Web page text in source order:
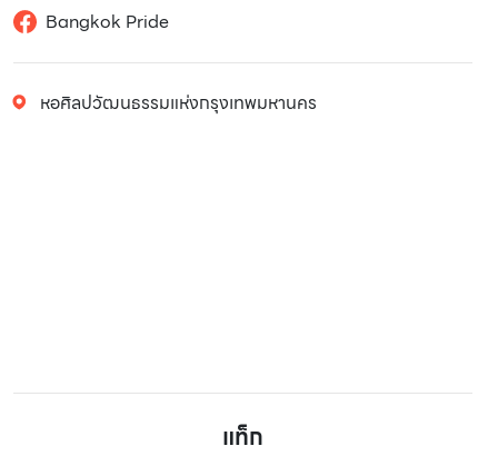
Bangkok Pride
หอศิลปวัฒนธรรมแห่งกรุงเทพมหานคร
แท็ก